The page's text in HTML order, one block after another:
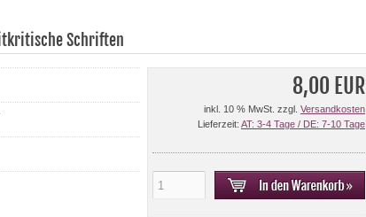
Schriften
8,00 EUR
inkl. 10 % MwSt. zzgl. Versandkosten
Lieferzeit: AT: 3-4 Tage / DE: 7-10 Tage